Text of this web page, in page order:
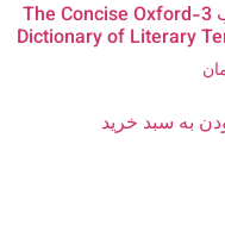
کتاب 3-The Concise Oxford
Dictionary of Literary
به سبد خرید